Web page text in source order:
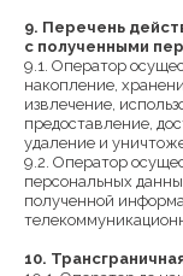
9. Перечень
с полученными
9.1. Оператор
накопление,
извлечение,
предоставление,
удаление и
9.2. Оператор
персональных
полученной
10.